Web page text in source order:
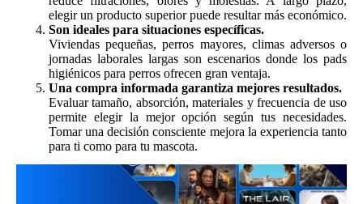
elegir un producto superior puede resultar más económico.
Son ideales para situaciones específicas.
Viviendas pequeñas, perros mayores, climas adversos o
jornadas laborales largas son escenarios donde los pads
higiénicos para perros ofrecen gran ventaja.
Una compra informada garantiza mejores resultados.
Evaluar tamaño, absorción, materiales y frecuencia de uso
permite elegir la mejor opción según tus necesidades.
Tomar una decisión consciente mejora la experiencia tanto
para ti como para tu mascota.